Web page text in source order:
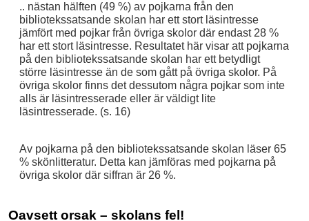
.. nästan hälften (49 %) av pojkarna från den
bibliotekssatsande skolan har ett stort läsintresse
jämfört med pojkar från övriga skolor där endast 28 %
har ett stort läsintresse. Resultatet här visar att pojkarna
på den bibliotekssatsande skolan har ett betydligt
större läsintresse än de som gått på övriga skolor. På
övriga skolor finns det dessutom några pojkar som inte
alls är läsintresserade eller är väldigt lite
läsintresserade. (s. 16)
Av pojkarna på den bibliotekssatsande skolan läser 65
% skönlitteratur. Detta kan jämföras med pojkarna på
övriga skolor där siffran är 26 %.
Oavsett orsak – skolans fel!